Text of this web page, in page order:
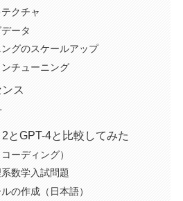
クチャ
ータ
グのスケールアップ
チューニング
ス
とGPT-4と比較してみた
ーディング）
数学入試問題
の作成（日本語）